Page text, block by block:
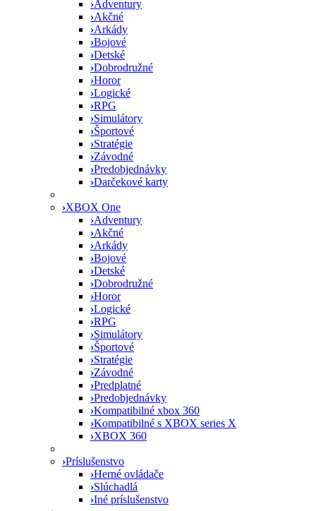
›Adventury
›Akčné
›Arkády
›Bojové
›Detské
›Dobrodružné
›Horor
›Logické
›RPG
›Simulátory
›Športové
›Stratégie
›Závodné
›Predobjednávky
›Darčekové karty
›XBOX One
›Adventury
›Akčné
›Arkády
›Bojové
›Detské
›Dobrodružné
›Horor
›Logické
›RPG
›Simulátory
›Športové
›Stratégie
›Závodné
›Predplatné
›Predobjednávky
›Kompatibilné xbox 360
›Kompatibilné s XBOX series X
›XBOX 360
›Príslušenstvo
›Herné ovládače
›Slúchadlá
›Iné príslušenstvo